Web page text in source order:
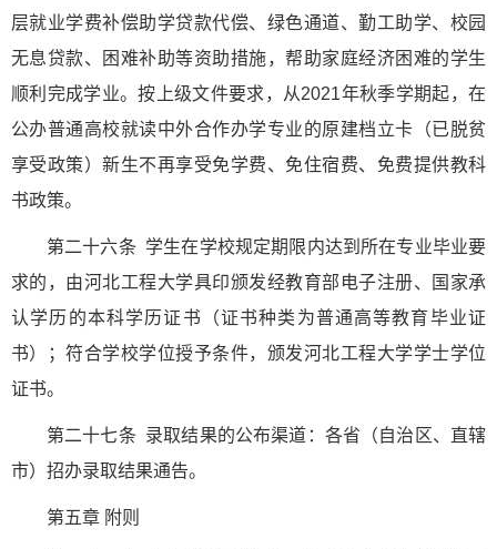
层就业学费补偿助学贷款代偿、绿色通道、勤工助学、校园
无息贷款、困难补助等资助措施，帮助家庭经济困难的学生
顺利完成学业。按上级文件要求，从2021年秋季学期起，在
公办普通高校就读中外合作办学专业的原建档立卡（已脱贫
享受政策）新生不再享受免学费、免住宿费、免费提供教科
书政策。
第二十六条 学生在学校规定期限内达到所在专业毕业要
求的，由河北工程大学具印颁发经教育部电子注册、国家承
认学历的本科学历证书（证书种类为普通高等教育毕业证
书）；符合学校学位授予条件，颁发河北工程大学学士学位
证书。
第二十七条 录取结果的公布渠道：各省（自治区、直辖
市）招办录取结果通告。
第五章 附则